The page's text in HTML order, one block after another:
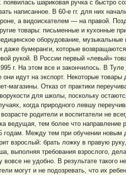
появилась шариковая ручка с быстро
написанное. В 60-е гг. для них
а видоискателем — на правой.
товары: письменные и кухонные
оборудование,
даже бумеранги, которые
рукой. В России первый «левый»
г. На этом все и закончилось. В
они идут на экспорт. Некоторые
магазины. Отказ от практики
для школы, поскольку
когда природного левшу
родители и воспитатели не
ведущая, тем более что направление
годам. Между тем при обучении новым
взрослый: брать ложку в правую
выполняя требования взрослого,
вовсе не удобно. В результате такого
могут и не подозревать, что их